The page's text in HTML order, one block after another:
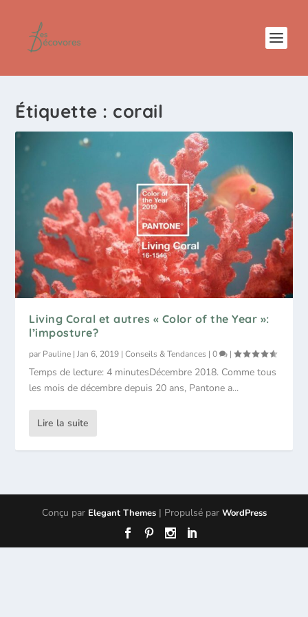
Étiquette : corail
Living Coral et autres « Color of the Year »:
l’imposture?
par Pauline |Jan 6, 2019 |Conseils & Tendances |0 |
Temps de lecture: 4 minutesDécembre 2018. Comme tous
les mois de décembre depuis 20 ans, Pantone a...
Lire la suite
Conçu par Elegant Themes| Propulsé par WordPress